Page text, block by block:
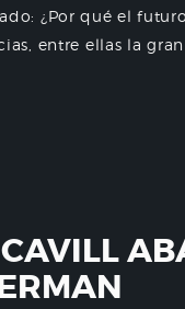
¿Por qué el
entre ellas la